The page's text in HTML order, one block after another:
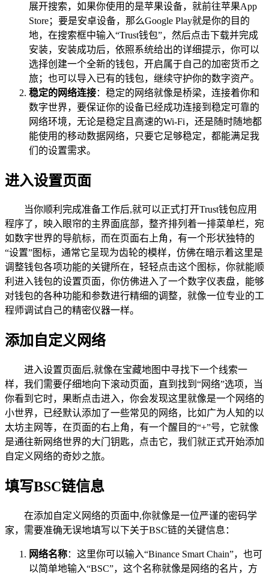
展开搜索，如果你使用的是苹果设备，就前往苹果App
Store；要是安卓设备，那么Google Play就是你的目的
地，在搜索框中输入“Trust钱包”，然后点击下载并完成
安装，安装成功后，依照系统给出的详细提示，你可以
选择创建一个全新的钱包，开启属于自己的加密货币之
旅；也可以导入已有的钱包，继续守护你的数字资产。
稳定的网络连接：稳定的网络就像是桥梁，连接着你和
数字世界，要保证你的设备已经成功连接到稳定可靠的
网络环境，无论是稳定且高速的Wi-Fi，还是随时随地都
能使用的移动数据网络，只要它足够稳定，都能满足我
们的设置需求。
进入设置页面
当你顺利完成准备工作后,就可以正式打开Trust钱包应用
程序了，映入眼帘的主界面底部，整齐排列着一排菜单栏，宛
如数字世界的导航标，而在页面右上角，有一个形状独特的
“设置”图标，通常它呈现为齿轮的模样，仿佛在暗示着这里是
调整钱包各项功能的关键所在，轻轻点击这个图标，你就能顺
利进入钱包的设置页面，你仿佛进入了一个数字仪表盘，能够
对钱包的各种功能和参数进行精细的调整，就像一位专业的工
程师调试自己的精密仪器一样。
添加自定义网络
进入设置页面后,就像在宝藏地图中寻找下一个线索一
样，我们需要仔细地向下滚动页面，直到找到“网络”选项，当
你看到它时，果断点击进入，你会发现这里就像是一个网络的
小世界，已经默认添加了一些常见的网络，比如广为人知的以
太坊主网等，在页面的右上角，有一个醒目的“+”号，它就像
是通往新网络世界的大门钥匙，点击它，我们就正式开始添加
自定义网络的奇妙之旅。
填写BSC链信息
在添加自定义网络的页面中,你就像是一位严谨的密码学
家，需要准确无误地填写以下关于BSC链的关键信息：
网络名称：这里你可以输入“Binance Smart Chain”，也可
以简单地输入“BSC”，这个名称就像是网络的名片，方